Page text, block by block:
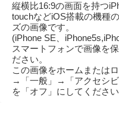
縦横比16:9の画面を持つ
touchなどiOS搭載の機種
ズの画像です。
(iPhone SE、
スマートフォンで画像を
ださい。
この画像をホームまたは
→「一般」→「アクセシ
を「オフ」にしてください